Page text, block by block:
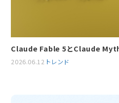
Claude Fable 5とClaude
2026.06.12 トレンド